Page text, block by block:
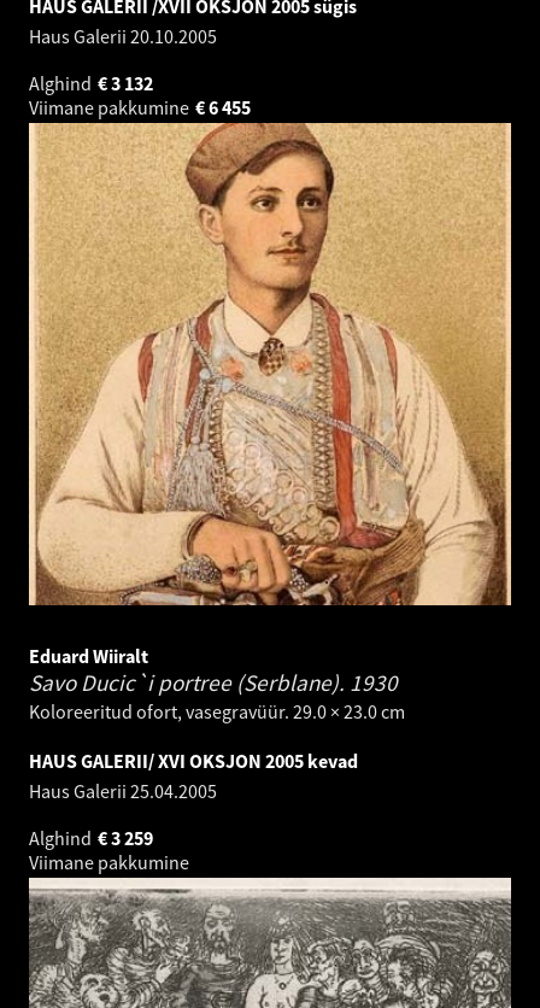
HAUS GALERII /XVII OKSJON 2005 sügis
Haus Galerii 20.10.2005
Alghind
3 132
€
Viimane pakkumine
6 455
€
Eduard Wiiralt
Savo Ducic`i portree (Serblane). 1930
Koloreeritud ofort, vasegravüür. 29.0 × 23.0 cm
HAUS GALERII/ XVI OKSJON 2005 kevad
Haus Galerii 25.04.2005
Alghind
3 259
€
Viimane pakkumine